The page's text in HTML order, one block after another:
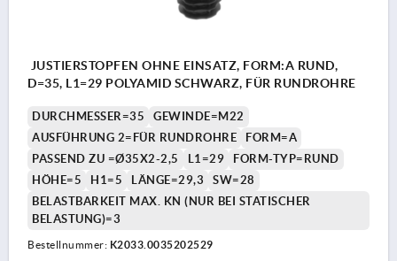
JUSTIERSTOPFEN OHNE EINSATZ, FORM:A RUND,
D=35, L1=29 POLYAMID SCHWARZ, FÜR RUNDROHRE
DURCHMESSER=35
GEWINDE=M22
AUSFÜHRUNG 2=FÜR RUNDROHRE
FORM=A
PASSEND ZU =Ø35X2-2,5
L1=29
FORM-TYP=RUND
HÖHE=5
H1=5 LÄNGE=29,3
SW=28
BELASTBARKEIT MAX. KN (NUR BEI STATISCHER
BELASTUNG)=3
Bestellnummer: K2033.0035202529